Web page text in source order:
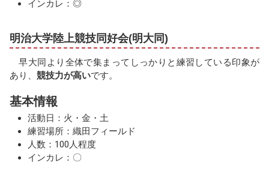
インカレ：◎
明治大学陸上競技同好会(明大同)
早大同より全体で集まってしっかりと練習している印象が
あり、 競技力が高いです。
基本情報
活動日：火・金・土
練習場所：織田フィールド
人数：100人程度
インカレ：〇